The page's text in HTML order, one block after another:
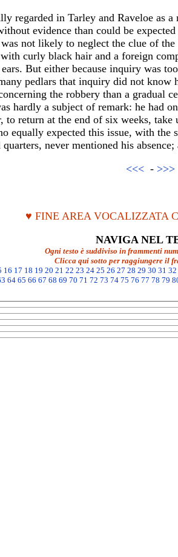
regarded in Tarley and Raveloe as
evidence than could be
not likely to neglect the clue of
curly black hair and a foreign
But either because inquiry was
pedlars that inquiry did not know
the robbery than a gradual
hardly a subject of remark: he had
return at the end of six weeks, take
equally expected this issue, with the
never mentioned his
<<< - >>>
♥ FINE AREA VOCALIZZATA
NAVIGA NEL
Ogni testo è suddiviso in frammenti
Clicca qui sotto per raggiungere il
16 17 18 19 20 21 22 23 24 25 26 27 28 29 30 31 32
64 65 66 67 68 69 70 71 72 73 74 75 76 77 78 79